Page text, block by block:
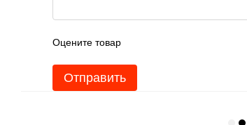
Оцените товар
Отправить